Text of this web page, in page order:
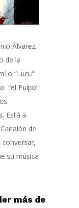
Álvarez,
de la
o “Lucu”
“el Pulpo”
Está a
de
su música
más de